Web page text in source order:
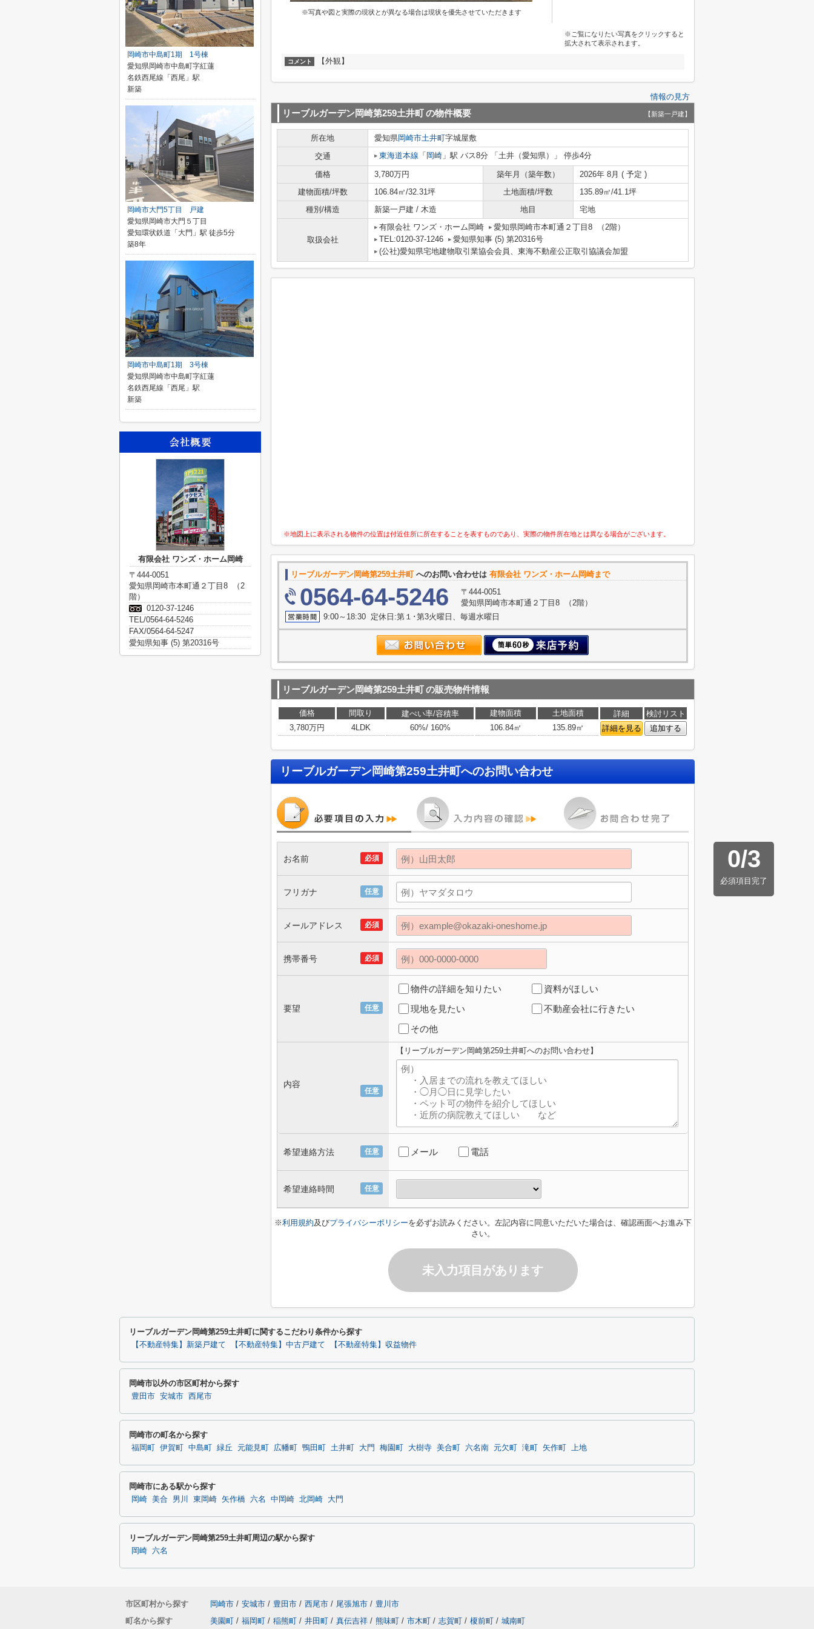
※写真や図と実際の現状とが異なる場合は現状を優先させていただきます
※ご覧になりたい写真をクリックすると
拡大されて表示されます。
コメント 【外観】
情報の見方
リーブルガーデン岡崎第259土井町の物件概要 【新築一戸建】
所在地 愛知県岡崎市土井町字城屋敷
交通
東海道本線 「 岡崎 」駅 バス8分 「土井（愛知県）」 停歩4分
価格 3,780万円 築年月（築年数）
2026年 8月 ( 予定 )
建物面積/坪数
106.84㎡/32.31坪 土地面積/坪数
135.89㎡/41.1坪
種別/構造
新築一戸建 / 木造 地目 宅地
取扱会社
有限会社 ワンズ・ホーム岡崎
愛知県岡崎市本町通２丁目8 （2階）
TEL:0120-37-1246
愛知県知事 (5) 第20316号
(公社)愛知県宅地建物取引業協会会員、東海不動産公正取引協議会加盟
※地図上に表示される物件の位置は付近住所に所在することを表すものであり、実際の物件所在地とは異なる場合がございます。
リーブルガーデン岡崎第259土井町へのお問い合わせは 有限会社 ワンズ・ホーム岡崎まで
0564-64-5246
〒444-0051
愛知県岡崎市本町通２丁目8 （2階）
9:00～18:30 定休日:第１･第3火曜日、毎週水曜日
リーブルガーデン岡崎第259土井町の販売物件情報
価格 間取り 建ぺい率/容積率 建物面積 土地面積 詳細
検討リスト
3,780万円
4LDK 60%/ 160% 106.84㎡ 135.89㎡ 詳細を見る 追加する
リーブルガーデン岡崎第259土井町へのお問い合わせ
0/3
必須項目完了
必須
お名前
任意
フリガナ
必須
メールアドレス
必須
携帯番号
任意
要望
物件の詳細を知りたい
資料がほしい
現地を見たい
不動産会社に行きたい
その他
任意
内容
【リーブルガーデン岡崎第259土井町へのお問い合わせ】
任意
希望連絡方法 メール 電話
任意
希望連絡時間
※利用規約及びプライバシーポリシーを必ずお読みください。左記内容に同意いただいた場合は、確認画面へお進み下
さい。
未入力項目があります
岡崎市中島町1期 1号棟
愛知県岡崎市中島町字紅蓮
名鉄西尾線「西尾」駅
新築
岡崎市大門5丁目 戸建
愛知県岡崎市大門５丁目
愛知環状鉄道「大門」駅 徒歩5分
築8年
岡崎市中島町1期 3号棟
愛知県岡崎市中島町字紅蓮
名鉄西尾線「西尾」駅
新築
有限会社 ワンズ・ホーム岡崎
〒444-0051
愛知県岡崎市本町通２丁目8 （2
階）
0120-37-1246
TEL/0564-64-5246
FAX/0564-64-5247
愛知県知事 (5) 第20316号
リーブルガーデン岡崎第259土井町に関するこだわり条件から探す
【不動産特集】新築戸建て 【不動産特集】中古戸建て 【不動産特集】収益物件
岡崎市以外の市区町村から探す
豊田市 安城市 西尾市
岡崎市の町名から探す
福岡町 伊賀町 中島町 緑丘 元能見町 広幡町 鴨田町 土井町 大門 梅園町 大樹寺 美合町 六名南 元欠町 滝町 矢作町 上地
岡崎市にある駅から探す
岡崎 美合 男川 東岡崎 矢作橋 六名 中岡崎 北岡崎 大門
リーブルガーデン岡崎第259土井町周辺の駅から探す
岡崎 六名
市区町村から探す 岡崎市 / 安城市 / 豊田市 / 西尾市 / 尾張旭市 / 豊川市
町名から探す
美園町 / 福岡町 / 稲熊町 / 井田町 / 真伝吉祥 / 熊味町 / 市木町 / 志賀町 / 榎前町 / 城南町